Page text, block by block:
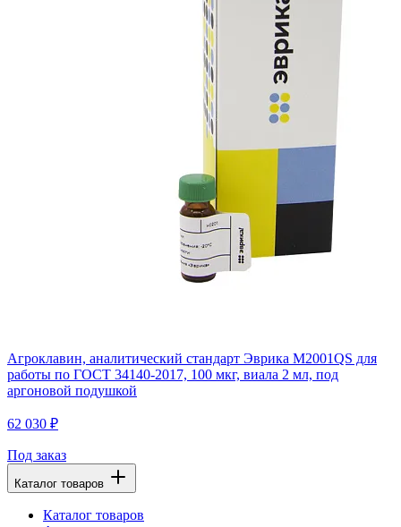
Агроклавин, аналитический стандарт Эврика M2001QS для
работы по ГОСТ 34140-2017, 100 мкг, виала 2 мл, под
аргоновой подушкой
62 030 ₽
Под заказ
Каталог товаров
Каталог товаров